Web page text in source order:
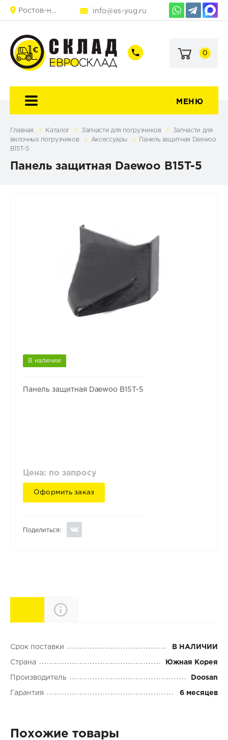
Ростов-на-Дону info@es-yug.ru
+7
60-
+7
69-
+7
25-
0
МЕНЮ
Главная Каталог Запчасти для погрузчиков
Запчасти для
вилочных погрузчиков
Аксессуары
Панель защитная Daewoo
B15T-5
Панель защитная Daewoo B15T-5
В наличии
Панель защитная Daewoo B15T-5
Цена: по запросу
Оформить заказ
Поделиться:
Характеристики
Срок поставки В НАЛИЧИИ
Страна Южная Корея
Производитель Doosan
Гарантия 6 месяцев
Похожие товары